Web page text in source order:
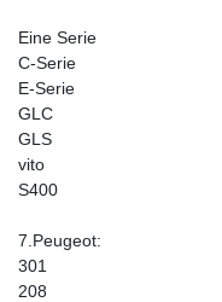
Eine Serie
C-Serie
E-Serie
GLC
GLS
vito
S400
7.Peugeot:
301
208